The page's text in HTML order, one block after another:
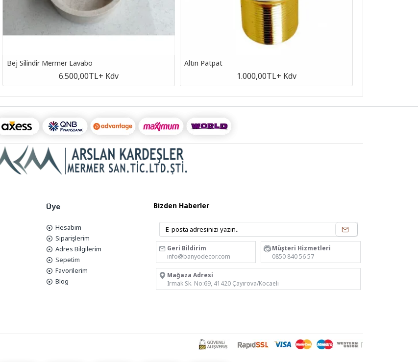
Bej Silindir Mermer Lavabo
6.500,00TL+ Kdv
Altın Patpat
1.000,00TL+ Kdv
Üye
Hesabım
Siparişlerim
Adres Bilgilerim
Sepetim
Favorilerim
Blog
Bizden Haberler
Geri Bildirim
info@banyodecor.com
Müşteri Hizmetleri
0850 840 56 57
Mağaza Adresi
Irmak Sk. No:69, 41420 Çayırova/Kocaeli